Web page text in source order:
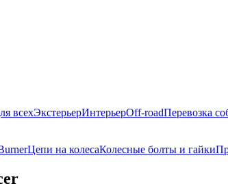
всехЭкстерьерИнтерьерOff-roadПеревозка
Цепи на колесаКолесные болты и гайки